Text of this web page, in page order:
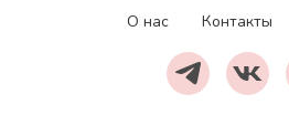
О нас Контакты